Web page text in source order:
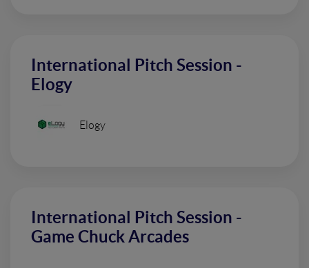
International Pitch Session -
Elogy
Elogy
International Pitch Session -
Game Chuck Arcades